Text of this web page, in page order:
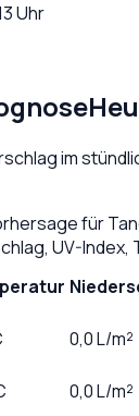
Uhr
im
für
UV-Index,
0,0L/m²
0,0L/m²